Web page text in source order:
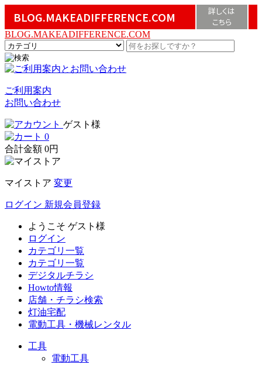
BLOG.MAKEADIFFERENCE.COM
詳しくは
こちら
BLOG.MAKEADIFFERENCE.COM
ご利用案内
お問い合わせ
ゲスト様
0
合計金額 0円
マイストア 変更
ログイン 新規会員登録
ようこそ ゲスト様
ログイン
カテゴリ一覧
カテゴリ一覧
デジタルチラシ
Howto情報
店舗・チラシ検索
灯油宅配
電動工具・機械レンタル
工具
電動工具